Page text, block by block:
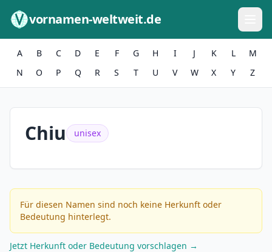
vornamen-weltweit.de
A B C D E F G H I J K L
M
N
O P Q R S T U V W X Y Z
Chiu unisex
Für diesen Namen sind noch keine Herkunft oder
Bedeutung hinterlegt.
Jetzt Herkunft oder Bedeutung vorschlagen →